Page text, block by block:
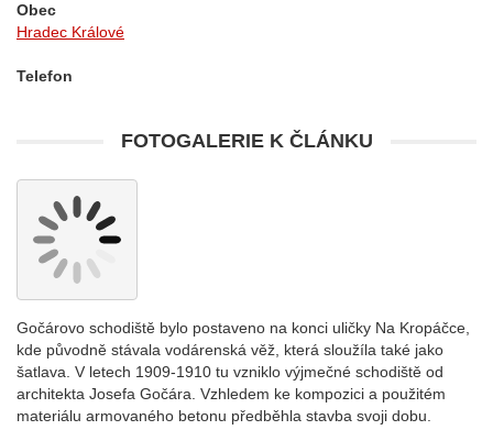
Obec
Hradec Králové
Telefon
FOTOGALERIE K ČLÁNKU
Gočárovo schodiště bylo postaveno na konci uličky Na Kropáčce,
kde původně stávala vodárenská věž, která sloužíla také jako
šatlava. V letech 1909-1910 tu vzniklo výjmečné schodiště od
architekta Josefa Gočára. Vzhledem ke kompozici a použitém
materiálu armovaného betonu předběhla stavba svoji dobu.